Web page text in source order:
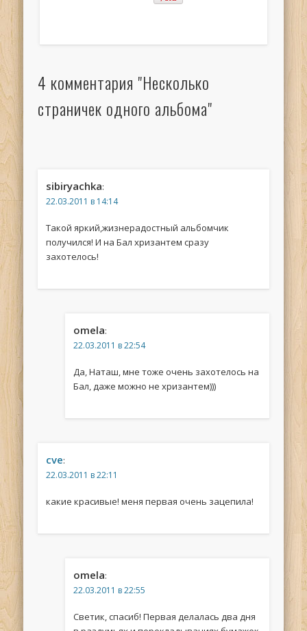
4 комментария "Несколько
страничек одного альбома"
sibiryachka:
22.03.2011 в 14:14
Такой яркий,жизнерадостный альбомчик
получился! И на Бал хризантем сразу
захотелось!
omela:
22.03.2011 в 22:54
Да, Наташ, мне тоже очень захотелось на
Бал, даже можно не хризантем)))
cve:
22.03.2011 в 22:11
какие красивые! меня первая очень зацепила!
omela:
22.03.2011 в 22:55
Светик, спасиб! Первая делалась два дня